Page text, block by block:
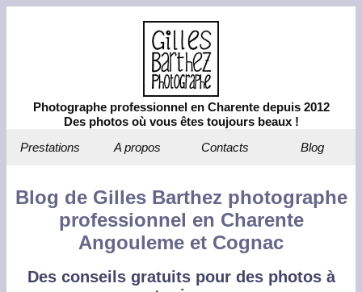
Photographe professionnel en Charente depuis 2012
Des photos où vous êtes toujours beaux !
Prestations
A propos Contacts Blog
Blog de Gilles Barthez photographe
professionnel en Charente
Angouleme et Cognac
Des conseils gratuits pour des photos à